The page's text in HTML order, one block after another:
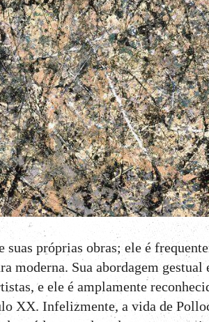
próprias obras; ele é
moderna. Sua abordagem gestual
e ele é amplamente
XX. Infelizmente, a vida de